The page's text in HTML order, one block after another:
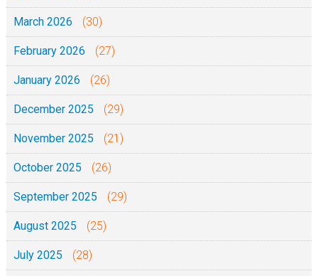
March 2026 (30)
February 2026 (27)
January 2026 (26)
December 2025 (29)
November 2025 (21)
October 2025 (26)
September 2025 (29)
August 2025 (25)
July 2025 (28)